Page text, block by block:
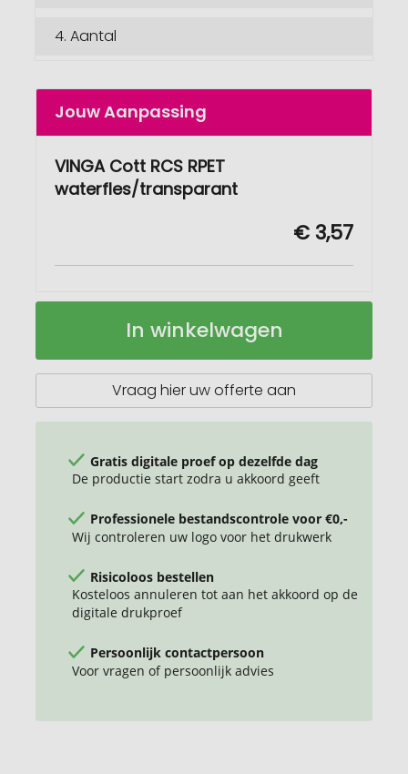
4. Aantal
Jouw Aanpassing
VINGA Cott RCS RPET
waterfles/transparant
€ 3,57
VINGA
RPET
Op
In winkelwagen
Vraag hier uw offerte aan
Gratis digitale proef op dezelfde dag
De productie start zodra u akkoord geeft
Professionele bestandscontrole voor €0,-
Wij controleren uw logo voor het drukwerk
Risicoloos bestellen
Kosteloos annuleren tot aan het akkoord op de
digitale drukproef
Persoonlijk contactpersoon
Voor vragen of persoonlijk advies